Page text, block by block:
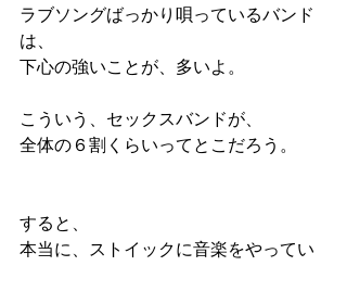
ラブソングばっかり唄っているバンド
は、
下心の強いことが、多いよ。
こういう、セックスバンドが、
全体の６割くらいってとこだろう。
すると、
本当に、ストイックに音楽をやってい